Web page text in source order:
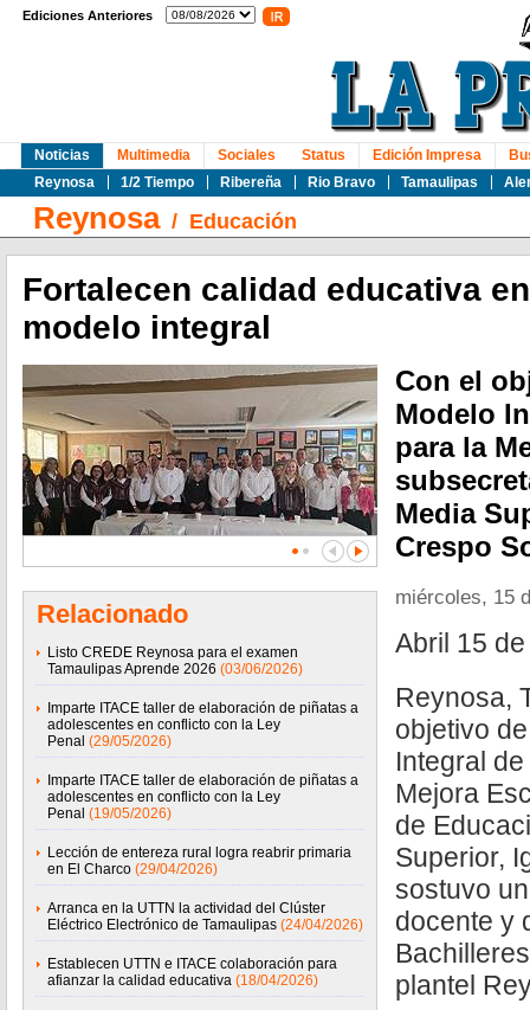
Ediciones Anteriores
Noticias
Reynosa
1/2 Tiempo Ribereña Rio Bravo Tamaulipas
Multimedia Sociales Status Edición Impresa
Reynosa/ Educación
Fortalecen calidad educativa
modelo integral
Relacionado
Listo CREDE Reynosa para el examen
Tamaulipas Aprende 2026 (03/06/2026)
Imparte ITACE taller de elaboración de piñatas a
adolescentes en conflicto con la Ley
Penal (29/05/2026)
Imparte ITACE taller de elaboración de piñatas a
adolescentes en conflicto con la Ley
Penal (19/05/2026)
Lección de entereza rural logra reabrir primaria
en El Charco (29/04/2026)
Arranca en la UTTN la actividad del Clúster
Eléctrico Electrónico de Tamaulipas (24/04/2026)
Establecen UTTN e ITACE colaboración para
afianzar la calidad educativa (18/04/2026)
Con el
Modelo
para la
Media
Crespo
miércoles, 15
Abril 15
Reynosa,
objetivo
Integral
Mejora
de
Superior,
sostuvo
docente y
plantel